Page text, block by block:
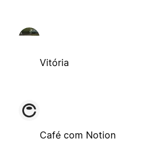
Vitória
Café com Notion